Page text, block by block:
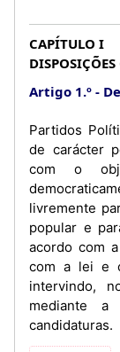
CAPÍTULO I
DISPOSIÇÕES
Artigo 1.º
Partidos
de carácter
com o
livremente
popular e
acordo com
com a lei e
intervindo,
mediante a
candidaturas.